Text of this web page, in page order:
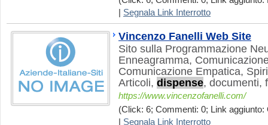
Segnala Link Interrotto
Vincenzo Fanelli Web Site
Sito sulla Programmazione
Enneagramma,
Comunicazione Empatica,
Articoli, dispense, documenti,
https://www.vincenzofanelli.com/
(Click: 6; Commenti: 0; Link aggiunto:
Segnala Link Interrotto